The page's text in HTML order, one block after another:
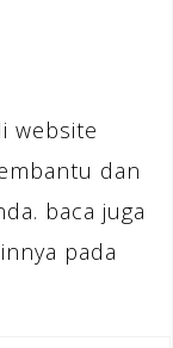
website
dan
baca juga
pada